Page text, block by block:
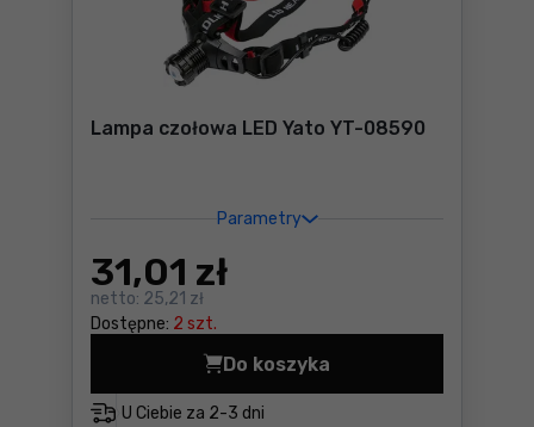
Lampa czołowa LED Yato YT-08590
Parametry
31,01 zł
netto: 25,21 zł
Dostępne: 2 szt.
U Ciebie za 2-3 dni
Do koszyka
Lampa czołowa LED Yato